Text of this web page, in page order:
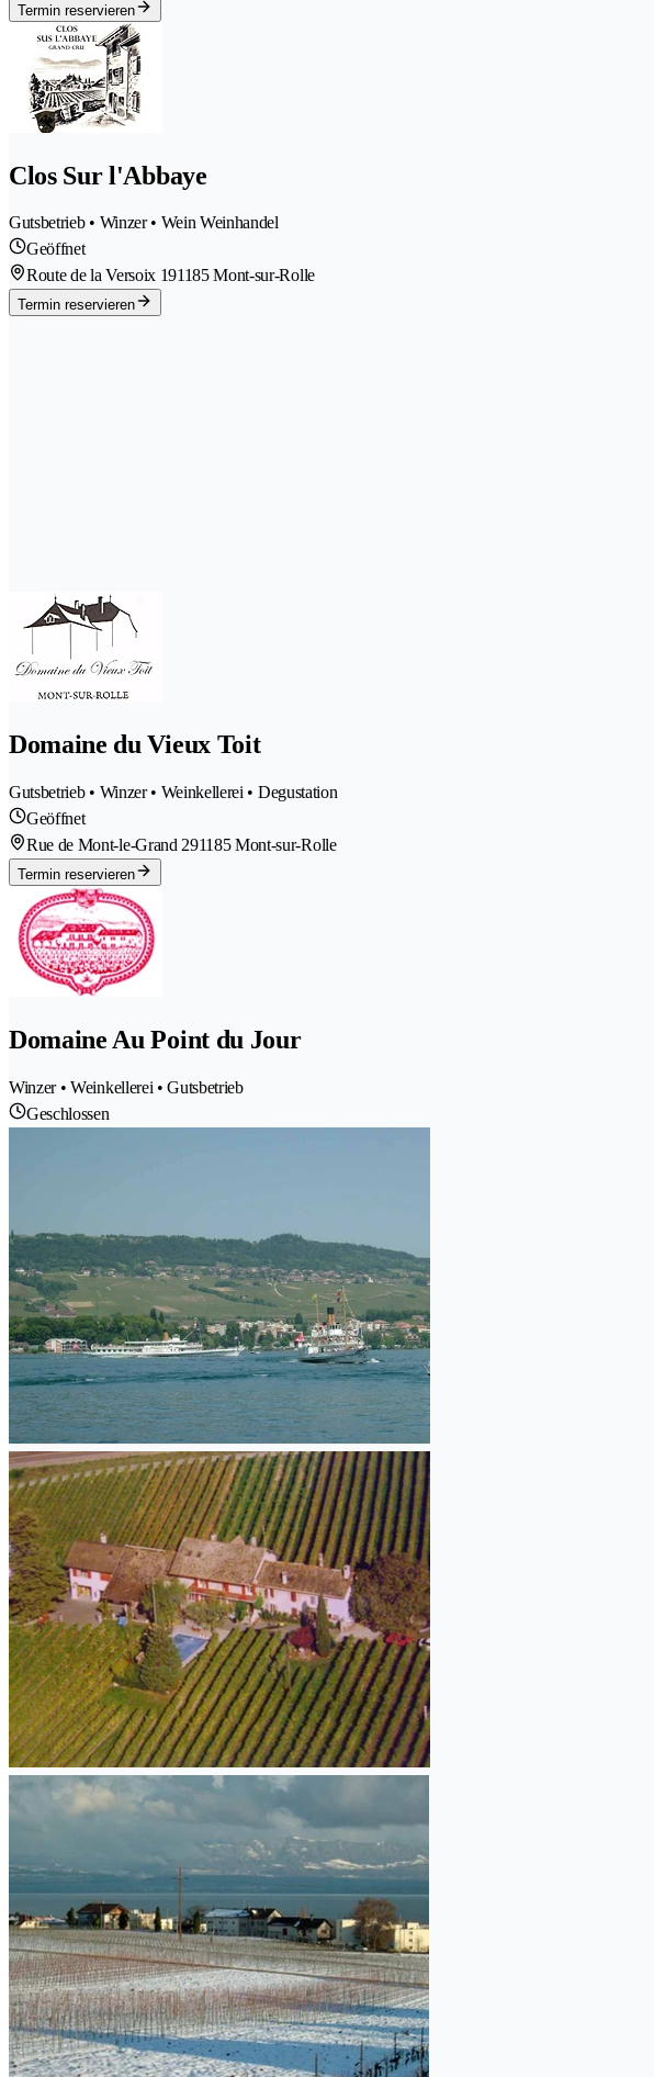
Termin reservieren
Clos Sur l'Abbaye
Gutsbetrieb • Winzer • Wein Weinhandel
Geöffnet
Route de la Versoix 191185 Mont-sur-Rolle
Termin reservieren
Domaine du Vieux Toit
Gutsbetrieb • Winzer • Weinkellerei • Degustation
Geöffnet
Rue de Mont-le-Grand 291185 Mont-sur-Rolle
Termin reservieren
Domaine Au Point du Jour
Winzer • Weinkellerei • Gutsbetrieb
Geschlossen